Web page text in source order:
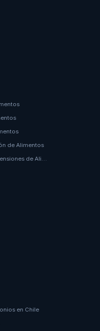
de Alimentos
de Ali…
en Chile